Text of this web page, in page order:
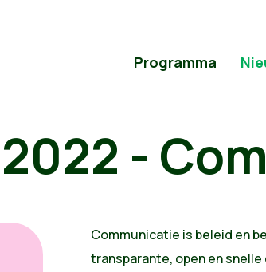
Programma
-
Communicatie is beleid en
transparante, open en